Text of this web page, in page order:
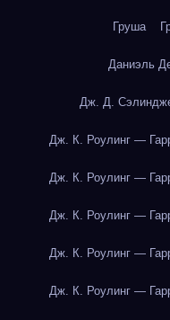
Груша
Даниэль
Дж. Д.
Дж. К. Роулинг —
Дж. К. Роулинг —
Дж. К. Роулинг —
Дж. К. Роулинг —
Дж. К. Роулинг —